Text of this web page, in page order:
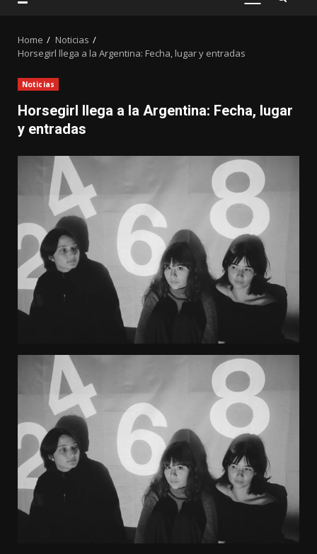
PRIMARY
Home
Noticias
Horsegirl llega a la Argentina: Fecha, lugar y entradas
Noticias
Horsegirl llega a la Argentina: Fecha, lugar
y entradas